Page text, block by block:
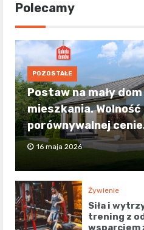
Polecamy
POZOSTAŁE
Postaw na mały
mieszkania.
porównywalnej
16 maja 2026
Żywienie
Siła i
trening z
wsparciem